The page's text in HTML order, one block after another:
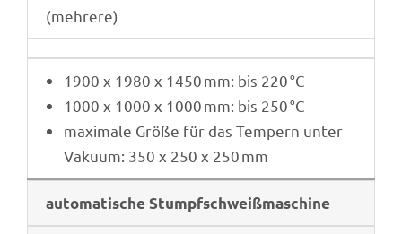
(mehrere)
1900 x 1980 x 1450 mm: bis 220 °C
1000 x 1000 x 1000 mm: bis 250 °C
maxi­male Größe für das Tempern unter
Vakuum: 350 x 250 x 250 mm
auto­ma­ti­sche Stumpfschweißmaschine